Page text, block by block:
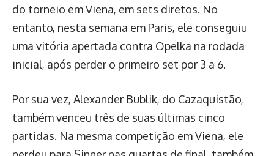
do torneio em Viena, em sets diretos. No
entanto, nesta semana em Paris, ele conseguiu
uma vitória apertada contra Opelka na rodada
inicial, após perder o primeiro set por 3 a 6.
Por sua vez, Alexander Bublik, do Cazaquistão,
também venceu três de suas últimas cinco
partidas. Na mesma competição em Viena, ele